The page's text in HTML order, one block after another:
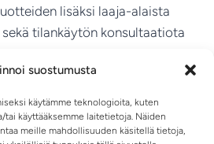
suostumusta
käytämme teknologioita, kuten
tai käyttääksemme laitetietoja. Näiden
meille mahdollisuuden käsitellä tietoja,
lisäksi laaja-alaista
tilankäytön konsultaatiota